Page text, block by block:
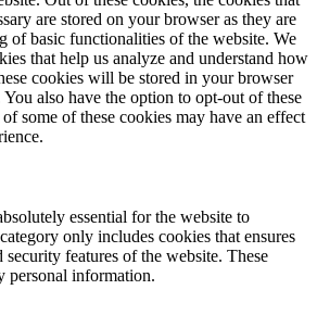
are stored on your browser as they are
of basic functionalities of the website. We
that help us analyze and understand how
cookies will be stored in your browser
also have the option to opt-out of these
some of these cookies may have an effect
essential for the website to
only includes cookies that ensures
features of the website. These
personal information.